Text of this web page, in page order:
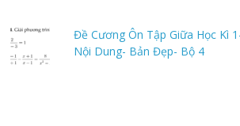
Đề Cương Ôn Tập Giữa Học Kì
Nội Dung- Bản Đẹp- Bộ 4